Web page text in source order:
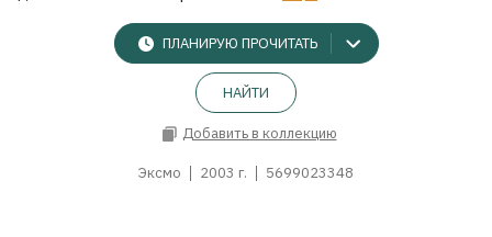
ПЛАНИРУЮ ПРОЧИТАТЬ
НАЙТИ
Добавить в коллекцию
Эксмо 2003 г. 5699023348